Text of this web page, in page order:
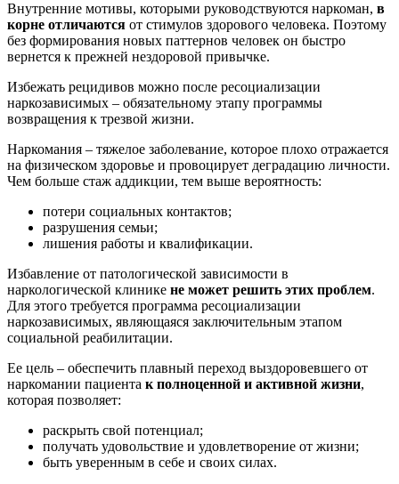
Внутренние мотивы, которыми руководствуются наркоман, в
корне отличаются от стимулов здорового человека. Поэтому
без формирования новых паттернов человек он быстро
вернется к прежней нездоровой привычке.
Избежать рецидивов можно после ресоциализации
наркозависимых – обязательному этапу программы
возвращения к трезвой жизни.
Наркомания – тяжелое заболевание, которое плохо отражается
на физическом здоровье и провоцирует деградацию личности.
Чем больше стаж аддикции, тем выше вероятность:
потери социальных контактов;
разрушения семьи;
лишения работы и квалификации.
Избавление от патологической зависимости в
наркологической клинике не может решить этих проблем.
Для этого требуется программа ресоциализации
наркозависимых, являющаяся заключительным этапом
социальной реабилитации.
Ее цель – обеспечить плавный переход выздоровевшего от
наркомании пациента к полноценной и активной жизни,
которая позволяет:
раскрыть свой потенциал;
получать удовольствие и удовлетворение от жизни;
быть уверенным в себе и своих силах.